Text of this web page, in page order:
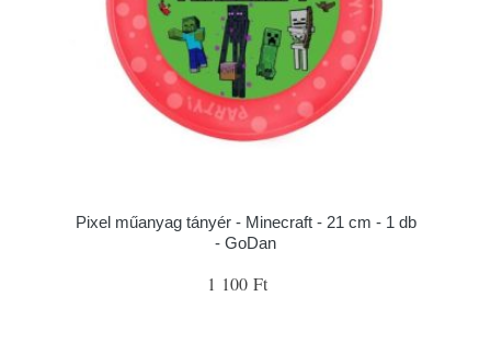
Pixel műanyag tányér - Minecraft - 21 cm - 1 db
- GoDan
1 100 Ft